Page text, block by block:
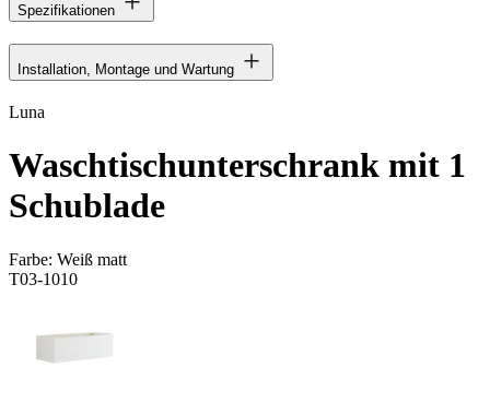
Spezifikationen
Installation, Montage und Wartung
Luna
Waschtischunterschrank mit 1
Schublade
Farbe: Weiß matt
T03-1010